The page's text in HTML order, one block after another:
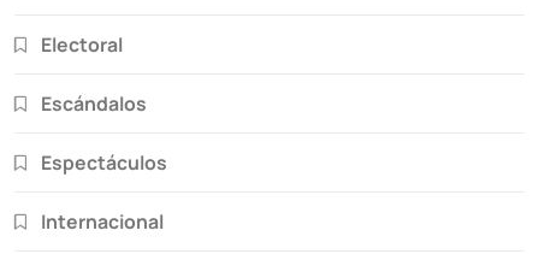
Electoral
Escándalos
Espectáculos
Internacional